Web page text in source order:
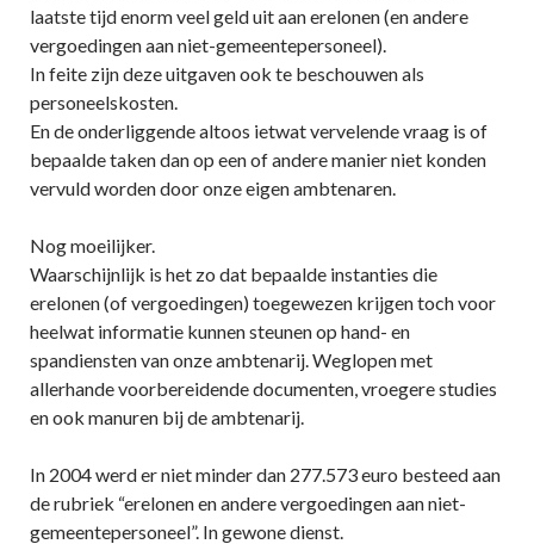
laatste tijd enorm veel geld uit aan erelonen (en andere
vergoedingen aan niet-gemeentepersoneel).
In feite zijn deze uitgaven ook te beschouwen als
personeelskosten.
En de onderliggende altoos ietwat vervelende vraag is of
bepaalde taken dan op een of andere manier niet konden
vervuld worden door onze eigen ambtenaren.
Nog moeilijker.
Waarschijnlijk is het zo dat bepaalde instanties die
erelonen (of vergoedingen) toegewezen krijgen toch voor
heelwat informatie kunnen steunen op hand- en
spandiensten van onze ambtenarij. Weglopen met
allerhande voorbereidende documenten, vroegere studies
en ook manuren bij de ambtenarij.
In 2004 werd er niet minder dan 277.573 euro besteed aan
de rubriek “erelonen en andere vergoedingen aan niet-
gemeentepersoneel”. In gewone dienst.